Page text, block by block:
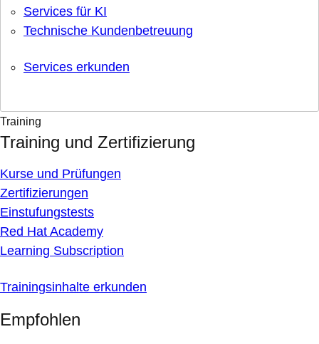
Services für KI
Technische Kundenbetreuung
Services erkunden
Training
Training und Zertifizierung
Kurse und Prüfungen
Zertifizierungen
Einstufungstests
Red Hat Academy
Learning Subscription
Trainingsinhalte erkunden
Empfohlen